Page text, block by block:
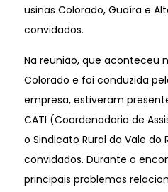
usinas Colorado, Guaíra e
convidados.
Na reunião, que aconteceu
Colorado e foi conduzida
empresa, estiveram
CATI (Coordenadoria de
o Sindicato Rural do Vale do
convidados. Durante o
principais problemas